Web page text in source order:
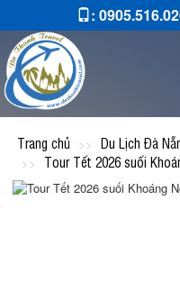
:
Trang chủ Du Lịch Đà
Tour Tết 2026 suối